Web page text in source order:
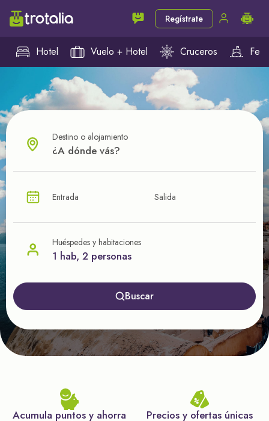
Regístrate
Hotel Vuelo + Hotel Cruceros
¿CUÁL VA A SER TU PRÓXIMO TROTE?
nuestras ofertas
Destino o alojamiento
Entrada Salida
Huéspedes y habitaciones
1 hab, 2 personas
Buscar
Acumula puntos y ahorra Precios y ofertas únicas